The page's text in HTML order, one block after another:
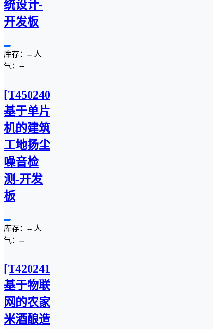
统设计-
开发板
库存： -- 人
气： --
[T4502407C]
基于单片
机的建筑
工地扬尘
噪音检
测-开发
板
库存： -- 人
气： --
[T4202410M]
基于物联
网的农家
米酒酿造